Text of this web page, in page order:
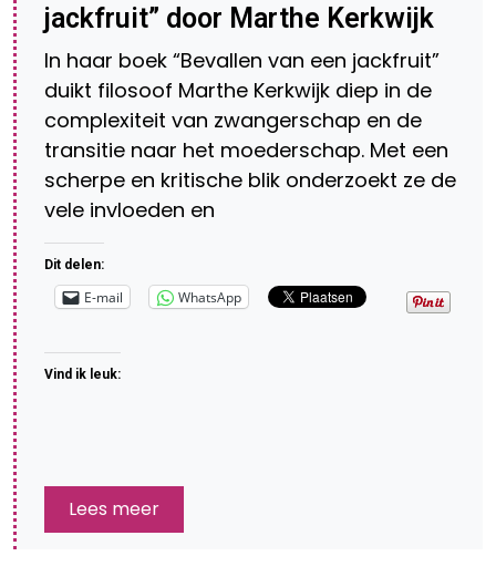
jackfruit” door Marthe Kerkwijk
In haar boek “Bevallen van een jackfruit”
duikt filosoof Marthe Kerkwijk diep in de
complexiteit van zwangerschap en de
transitie naar het moederschap. Met een
scherpe en kritische blik onderzoekt ze de
vele invloeden en
Dit delen:
E-mail WhatsApp
Vind ik leuk:
Lees meer